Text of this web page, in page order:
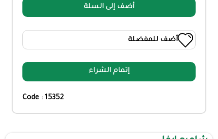
أضف إلى السلة
أضف للمفضلة
إتمام الشراء
Code : 15352